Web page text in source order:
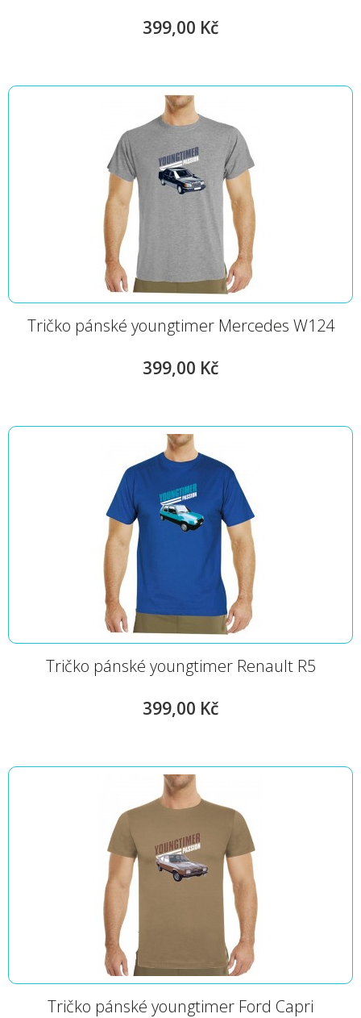
399,00 Kč
Tričko pánské youngtimer Mercedes W124
399,00 Kč
Tričko pánské youngtimer Renault R5
399,00 Kč
Tričko pánské youngtimer Ford Capri